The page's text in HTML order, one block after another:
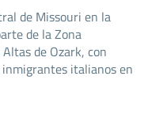
de Missouri en la
de la Zona
de Ozark, con
italianos en